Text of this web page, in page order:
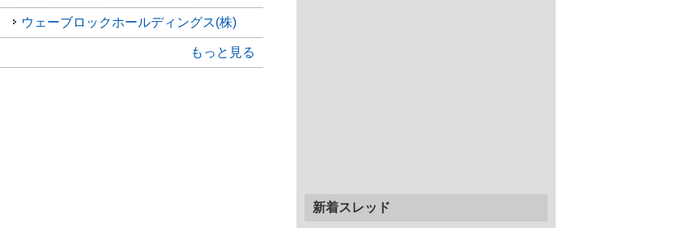
ウェーブロックホールディングス(株)
もっと見る
新着スレッド